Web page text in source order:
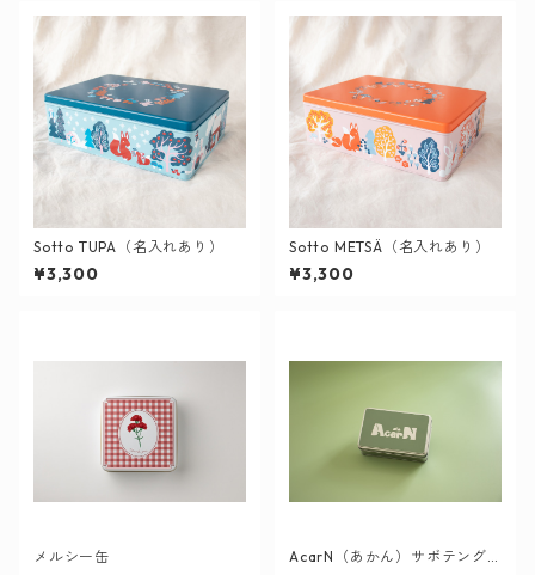
Sotto TUPA（名入れあり）
¥3,300
Sotto METSÄ（名入れあり）
¥3,300
メルシー缶
AcarN（あかん）サボテング